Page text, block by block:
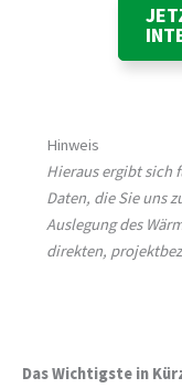
Hinweis
Hieraus ergibt sich
Daten, die Sie uns
Auslegung des
direkten,
Das Wichtigste in